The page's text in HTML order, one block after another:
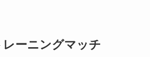
レーニングマッチ